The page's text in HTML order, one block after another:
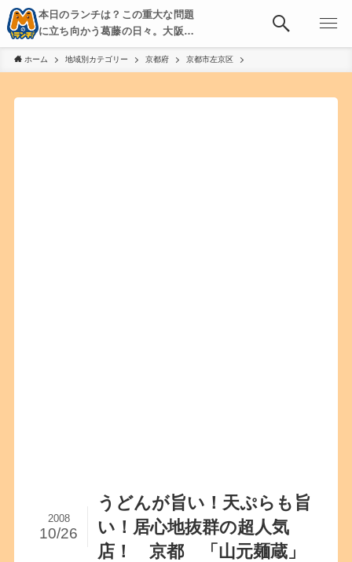
本日のランチは？この重大な問題
に立ち向かう葛藤の日々。大阪・
京都・神戸を中心とした食べ歩
き、飲み歩きを綴る。
ホーム 地域別カテゴリー 京都府 京都市左京区
うどんが旨い！天ぷらも旨
い！居心地抜群の超人気
店！ 京都 「山元麺蔵」
2008
10/26